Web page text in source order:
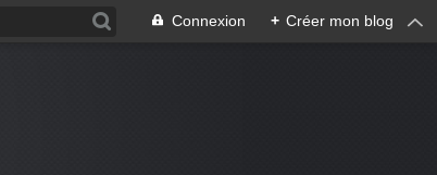
Connexion + Créer mon blog